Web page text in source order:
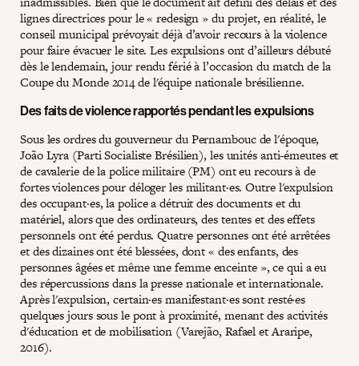
lignes directrices pour le « redesign » du projet, en réalité, le
conseil municipal prévoyait déjà d’avoir recours à la violence
pour faire évacuer le site. Les expulsions ont d’ailleurs débuté
dès le lendemain, jour rendu férié à l’occasion du match de la
Coupe du Monde 2014 de l'équipe nationale brésilienne.
Des faits de violence rapportés pendant les expulsions
Sous les ordres du gouverneur du Pernambouc de l'époque,
João Lyra (Parti Socialiste Brésilien), les unités anti-émeutes et
de cavalerie de la police militaire (PM) ont eu recours à de
fortes violences pour déloger les militant·es. Outre l'expulsion
des occupant·es, la police a détruit des documents et du
matériel, alors que des ordinateurs, des tentes et des effets
personnels ont été perdus. Quatre personnes ont été arrêtées
et des dizaines ont été blessées, dont « des enfants, des
personnes âgées et même une femme enceinte », ce qui a eu
des répercussions dans la presse nationale et internationale.
Après l'expulsion, certain·es manifestant·es sont resté·es
quelques jours sous le pont à proximité, menant des activités
d'éducation et de mobilisation (Varejão, Rafael et Araripe,
2016).